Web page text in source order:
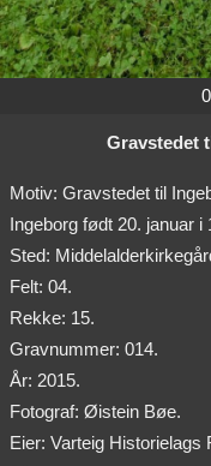
0
Gravstedet
Motiv: Gravstedet til
Ingeborg født 20. januar i
Sted:
Felt: 04.
Rekke: 15.
Gravnummer: 014.
År: 2015.
Fotograf: Øistein Bøe.
Eier: Varteig Historielags